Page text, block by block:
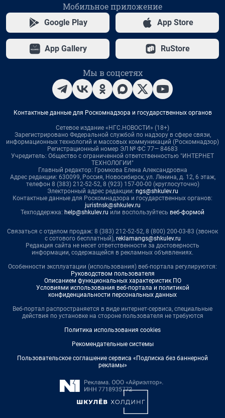
Мобильное приложение
Google Play App Store
App Gallery RuStore
Мы в соцсетях
Контактные данные для Роскомнадзора и государственных органов
Сетевое издание «НГС.НОВОСТИ» (18+)
Зарегистрировано Федеральной службой по надзору в сфере связи,
информационных технологий и массовых коммуникаций (Роскомнадзор)
Регистрационный номер ЭЛ № ФС 77— 84683
Учредитель: Общество с ограниченной ответственностью "ИНТЕРНЕТ
ТЕХНОЛОГИИ"
Главный редактор: Громкова Елена Александровна
Адрес редакции: 630099, Россия, Новосибирск, ул. Ленина, д. 12, 6 этаж,
телефон 8 (383) 212-52-52, 8 (923) 157-00-00 (круглосуточно)
Электронный адрес редакции: ngs@shkulev.ru
Контактные данные для Роскомнадзора и государственных органов:
juristnsk@shkulev.ru
Техподдержка: help@shkulev.ru или воспользуйтесь веб-формой
Связаться с отделом продаж: 8 (383) 212-52-52, 8 (800) 200-03-83 (звонок
с сотового бесплатный), reklamangs@shkulev.ru
Редакция сайта не несет ответственности за достоверность
информации, содержащейся в рекламных объявлениях.
Особенности эксплуатации (использования) веб-портала регулируются:
Руководством пользователя
Описанием функциональных характеристик ПО
Условиями использования веб-портала и политикой
конфиденциальности персональных данных
Веб-портал распространяется в виде интернет-сервиса, специальные
действия по установке на стороне пользователя не требуются
Политика использования cookies
Рекомендательные системы
Пользовательское соглашение сервиса «Подписка без баннерной
рекламы»